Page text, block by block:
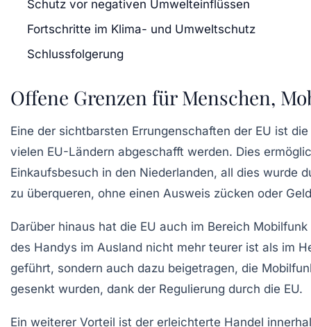
Schutz vor negativen Umwelteinflüssen
Fortschritte im Klima- und Umweltschutz
Schlussfolgerung
Offene Grenzen für Menschen,
Eine der sichtbarsten Errungenschaften der EU ist
vielen EU-Ländern abgeschafft werden. Dies
Einkaufsbesuch in den Niederlanden, all dies wurde
zu überqueren, ohne einen Ausweis zücken oder
Darüber hinaus hat die EU auch im Bereich Mobilfunk
des Handys im Ausland nicht mehr teurer ist als im
geführt, sondern auch dazu beigetragen, die
gesenkt wurden, dank der Regulierung durch die EU.
Ein weiterer Vorteil ist der erleichterte Handel